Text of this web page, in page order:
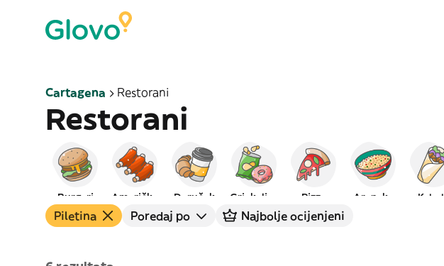
Cartagena Restorani
Restorani
Burgeri Američka Doručak Grickalice Pizza Arapska Kebab
Piletina Poredaj po Najbolje ocijenjeni